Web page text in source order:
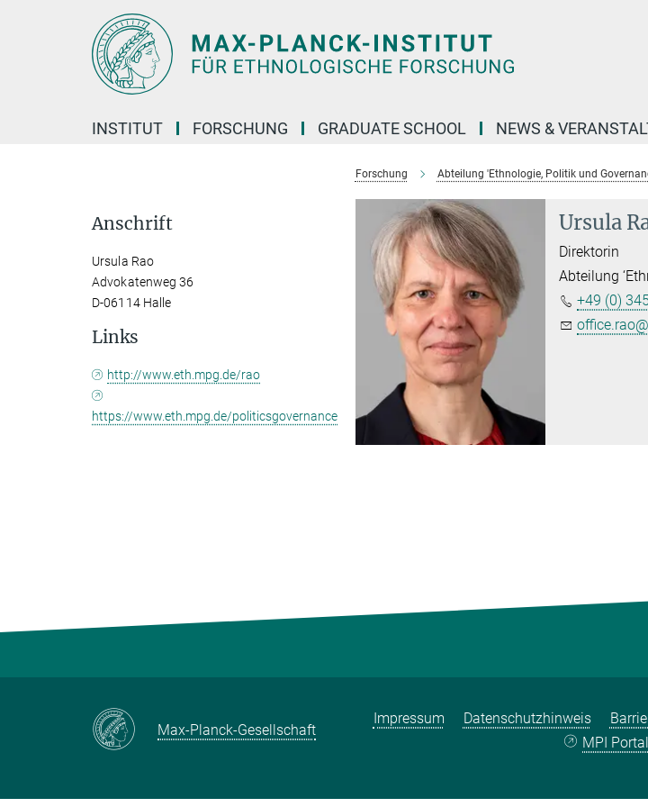
INSTITUT FORSCHUNG GRADUATE SCHOOL NEWS &
Forschung Abteilung 'Ethnologie, Politik und
Ursula
Direktorin
Abteilung
+49 (0)
Anschrift
Ursula Rao
Advokatenweg 36
D-06114 Halle
Links
http://www.eth.mpg.de/rao
https://www.eth.mpg.de/politicsgovernance
Max-Planck-Gesellschaft
Impressum Datenschutzhinweis
MPI Portal